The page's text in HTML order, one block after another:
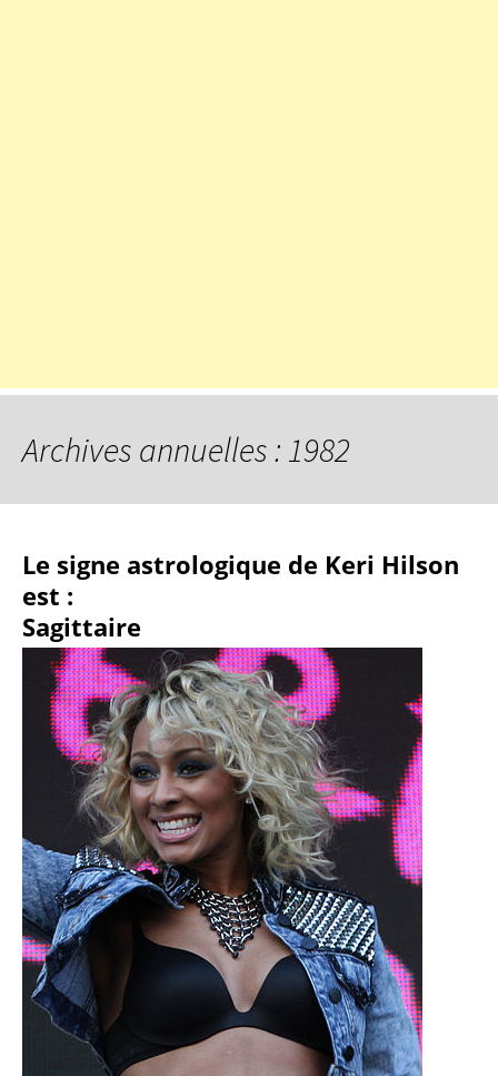
Archives annuelles : 1982
Le signe astrologique de Keri Hilson
est :
Sagittaire